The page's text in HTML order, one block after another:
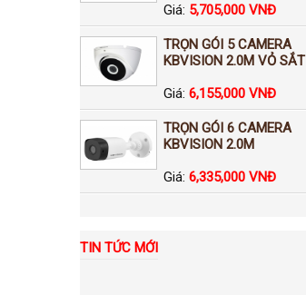
Giá: 5,705,000 VNĐ
TRỌN GÓI 5 CAMERA
KBVISION 2.0M VỎ SẮT
Giá: 6,155,000 VNĐ
TRỌN GÓI 6 CAMERA
KBVISION 2.0M
Giá: 6,335,000 VNĐ
TIN TỨC MỚI